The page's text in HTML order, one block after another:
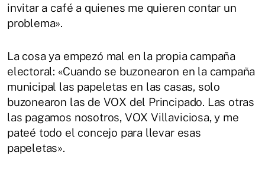
invitar a café a quienes me quieren contar un
problema».
La cosa ya empezó mal en la propia campaña
electoral: «Cuando se buzonearon en la campaña
municipal las papeletas en las casas, solo
buzonearon las de VOX del Principado. Las otras
las pagamos nosotros, VOX Villaviciosa, y me
pateé todo el concejo para llevar esas
papeletas».